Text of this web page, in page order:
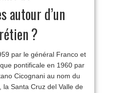
autour d’un
?
par le général Franco et
pontificale en 1960 par
Cicognani au nom du
la Santa Cruz del Valle de